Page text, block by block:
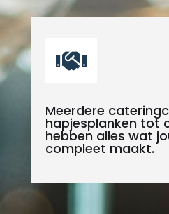

Meerdere
hapjesplanken tot
hebben alles wat
compleet maakt.